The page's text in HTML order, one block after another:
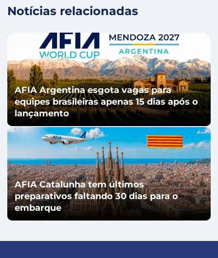
Notícias relacionadas
AFIA Argentina esgota vagas para
equipes brasileiras apenas 15 dias após o
lançamento
AFIA Catalunha tem últimos
preparativos faltando 30 dias para o
embarque